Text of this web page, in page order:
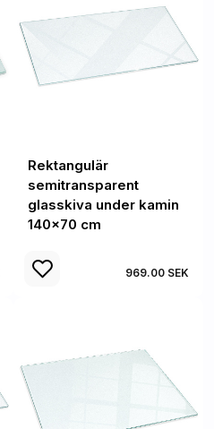
Rektangulär
semitransparent
glasskiva under kamin
140x70 cm
969.00 SEK